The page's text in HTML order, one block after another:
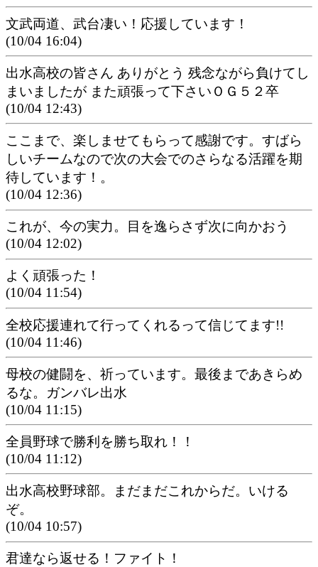
文武両道、武台凄い！応援しています！
(10/04 16:04)
出水高校の皆さん ありがとう 残念ながら負けてし
まいましたが また頑張って下さいＯＧ５２卒
(10/04 12:43)
ここまで、楽しませてもらって感謝です。すばら
しいチームなので次の大会でのさらなる活躍を期
待しています！。
(10/04 12:36)
これが、今の実力。目を逸らさず次に向かおう
(10/04 12:02)
よく頑張った！
(10/04 11:54)
全校応援連れて行ってくれるって信じてます!!
(10/04 11:46)
母校の健闘を、祈っています。最後まであきらめ
るな。ガンバレ出水
(10/04 11:15)
全員野球で勝利を勝ち取れ！！
(10/04 11:12)
出水高校野球部。まだまだこれからだ。いける
ぞ。
(10/04 10:57)
君達なら返せる！ファイト！